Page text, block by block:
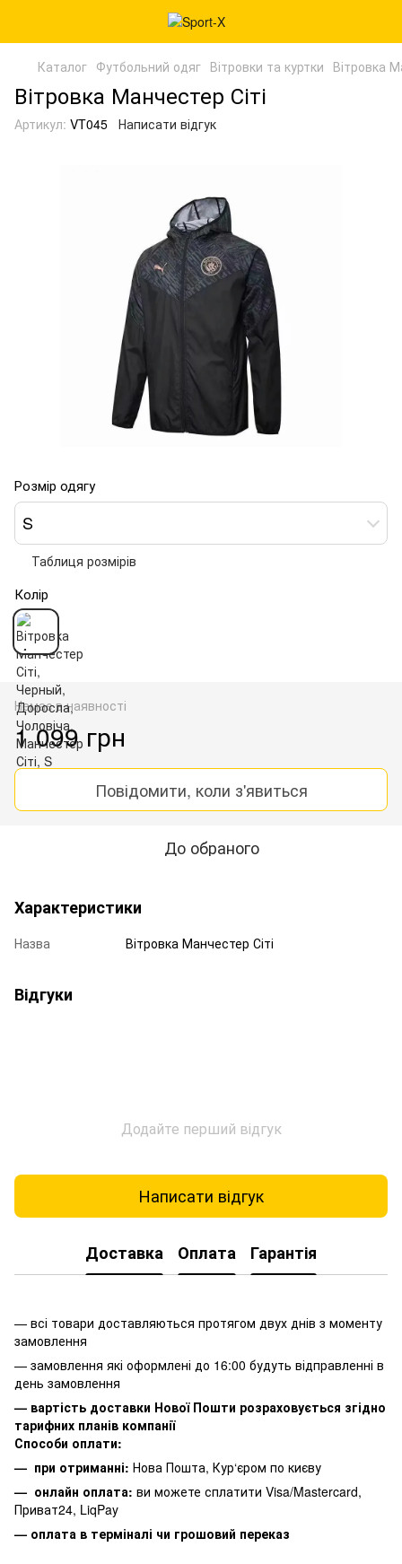
Каталог Футбольний одяг Вітровки та куртки Вітровка
Вітровка Манчестер Сіті
Артикул: VT045 Написати відгук
Розмір одягу
S
Таблиця розмірів
Колір
Немає в наявності
1 099 грн
Повідомити, коли з'явиться
До обраного
Характеристики
Назва Вітровка Манчестер Сіті
Відгуки
Додайте перший відгук
Написати відгук
Доставка Оплата Гарантія
— всі товари доставляються протягом двух днів з моменту
замовлення
— замовлення які оформлені до 16:00 будуть відправленні в
день замовлення
— вартість доставки Нової Пошти розраховується згідно
тарифних планів компанії
Способи оплати:
— при отриманні: Нова Пошта, Кур‘єром по києву
— онлайн оплата: ви можете сплатити Visa/Mastercard,
Приват24, LiqPay
— оплата в терміналі чи грошовий переказ